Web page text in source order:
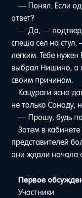
— Понял. Если
ответ?
— Да, —
спеша сел на стул.
легким. Тебе
выбрал Нишино, а
своим причинам.
Кацураги ясно
не только Санаду,
— Прошу, будь
Затем в
представителей
они ждали начала
Первое
Участники